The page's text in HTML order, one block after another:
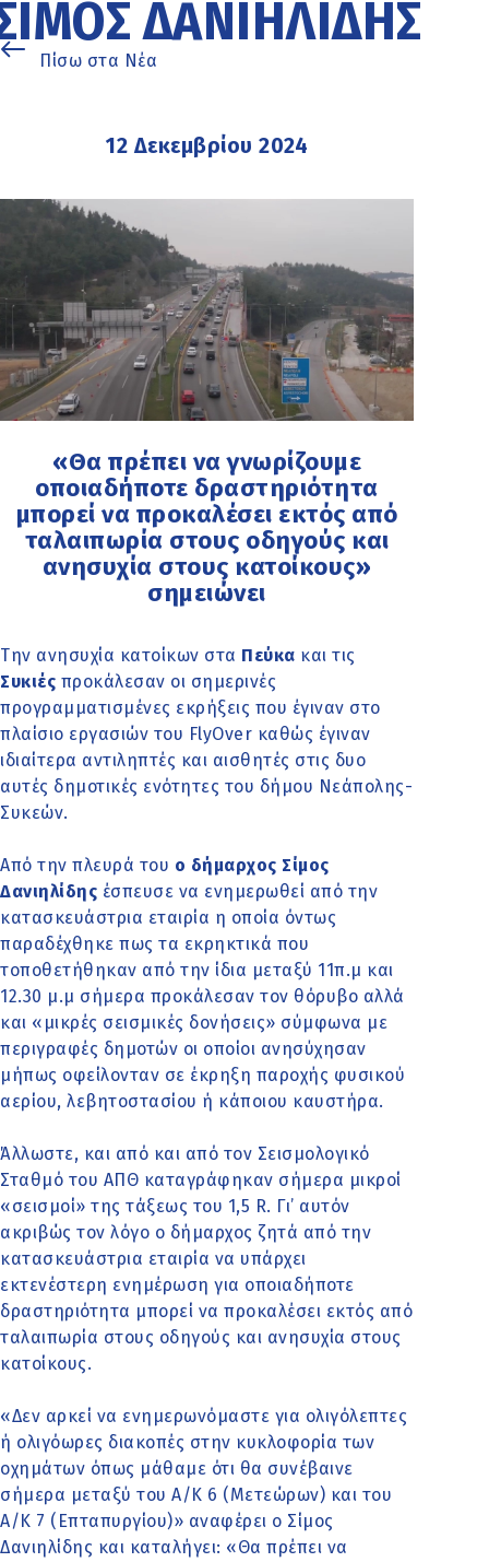
ΔΑΝΙΗΛΊΔΗΣ
Πίσω στα Νέα
12 Δεκεμβρίου 2024
«Θα πρέπει να γνωρίζουμε
οποιαδήποτε δραστηριότητα
μπορεί να προκαλέσει εκτός από
ταλαιπωρία στους οδηγούς και
ανησυχία στους κατοίκους»
σημειώνει
Την ανησυχία κατοίκων στα Πεύκα και τις
Συκιές προκάλεσαν οι σημερινές
προγραμματισμένες εκρήξεις που έγιναν στο
πλαίσιο εργασιών του FlyOver καθώς έγιναν
ιδιαίτερα αντιληπτές και αισθητές στις δυο
αυτές δημοτικές ενότητες του δήμου Νεάπολης-
Συκεών.
Από την πλευρά του ο δήμαρχος Σίμος
Δανιηλίδης έσπευσε να ενημερωθεί από την
κατασκευάστρια εταιρία η οποία όντως
παραδέχθηκε πως τα εκρηκτικά που
τοποθετήθηκαν από την ίδια μεταξύ 11π.μ και
12.30 μ.μ σήμερα προκάλεσαν τον θόρυβο αλλά
και «μικρές σεισμικές δονήσεις» σύμφωνα με
περιγραφές δημοτών οι οποίοι ανησύχησαν
μήπως οφείλονταν σε έκρηξη παροχής φυσικού
αερίου, λεβητοστασίου ή κάποιου καυστήρα.
Άλλωστε, και από και από τον Σεισμολογικό
Σταθμό του ΑΠΘ καταγράφηκαν σήμερα μικροί
«σεισμοί» της τάξεως του 1,5 R. Γι’ αυτόν
ακριβώς τον λόγο ο δήμαρχος ζητά από την
κατασκευάστρια εταιρία να υπάρχει
εκτενέστερη ενημέρωση για οποιαδήποτε
δραστηριότητα μπορεί να προκαλέσει εκτός από
ταλαιπωρία στους οδηγούς και ανησυχία στους
κατοίκους.
«Δεν αρκεί να ενημερωνόμαστε για ολιγόλεπτες
ή ολιγόωρες διακοπές στην κυκλοφορία των
οχημάτων όπως μάθαμε ότι θα συνέβαινε
σήμερα μεταξύ του Α/Κ 6 (Μετεώρων) και του
Α/Κ 7 (Επταπυργίου)» αναφέρει ο Σίμος
Δανιηλίδης και καταλήγει: «Θα πρέπει να